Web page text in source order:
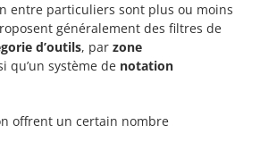
entre particuliers sont plus ou moins
généralement des filtres de
d’outils, par zone
qu’un système de notation
offrent un certain nombre